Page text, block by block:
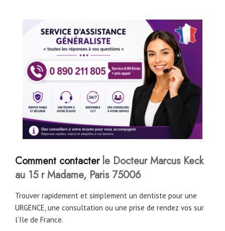
Comment contacterle Docteur Marcus Keck
au 15 r Madame, Paris 75006
Trouver rapidement et simplement un dentiste pour une
URGENCE, une consultation ou une prise de rendez vos sur
l’Ile de France.